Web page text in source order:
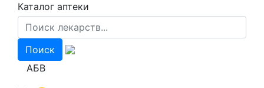
Каталог аптеки
АБВ